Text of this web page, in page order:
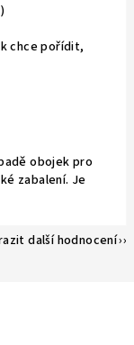
chce pořídit,
obojek pro
zabalení. Je
další hodnocení